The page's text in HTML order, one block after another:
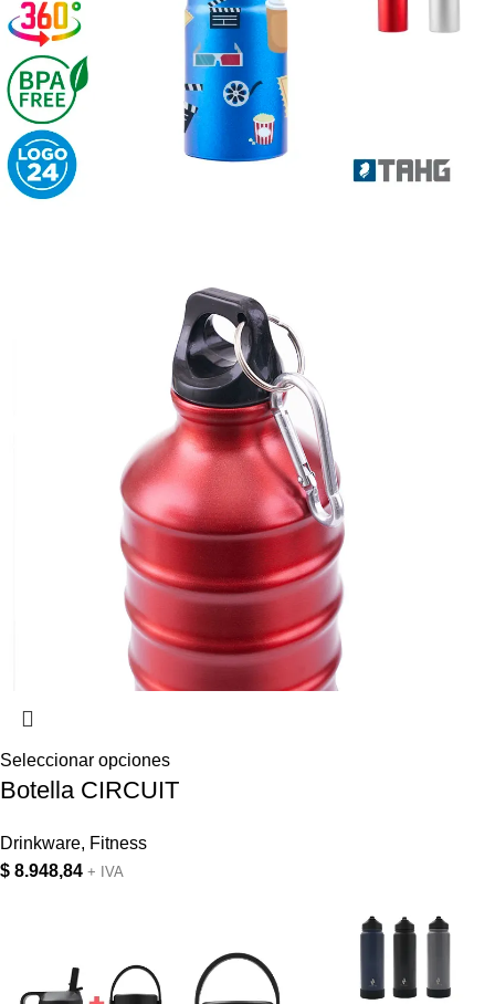
Seleccionar opciones
Botella CIRCUIT
Drinkware, Fitness
$ 8.948,84 + IVA